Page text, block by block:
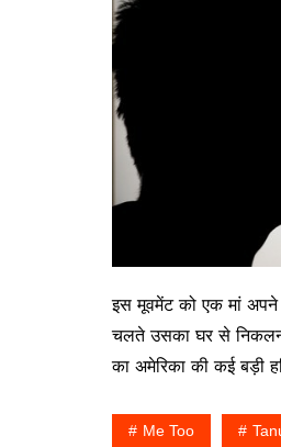
इस मूवमेंट को एक मां
चलते उसका घर से
का अमेरिका की कई बड़ी
Me Too